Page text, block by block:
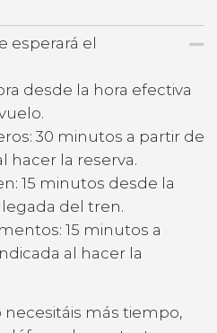
esperará el
desde la hora efectiva
30 minutos a partir de
hacer la reserva.
15 minutos desde la
del tren.
15 minutos a
al hacer la
más tiempo,